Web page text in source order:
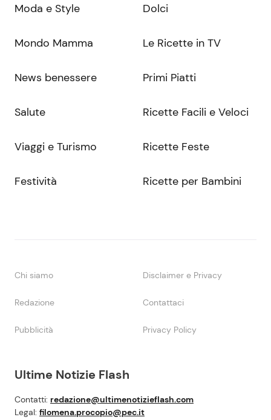
Ultime Notizie Flash
Contatti: redazione@ultimenotizieflash.com
Legal: filomena.procopio@pec.it
Moda e Style
Mondo Mamma
News benessere
Salute
Viaggi e Turismo
Festività
Dolci
Le Ricette in TV
Primi Piatti
Ricette Facili e Veloci
Ricette Feste
Ricette per Bambini
Chi siamo Disclaimer e Privacy
Redazione Contattaci
Pubblicità Privacy Policy